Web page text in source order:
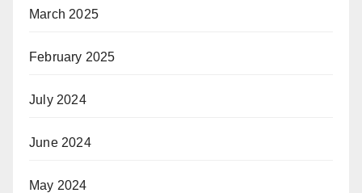
March 2025
February 2025
July 2024
June 2024
May 2024